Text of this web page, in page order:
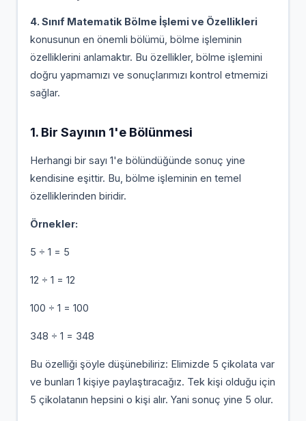
4. Sınıf Matematik Bölme İşlemi ve Özellikleri
konusunun en önemli bölümü, bölme işleminin
özelliklerini anlamaktır. Bu özellikler, bölme işlemini
doğru yapmamızı ve sonuçlarımızı kontrol etmemizi
sağlar.
1. Bir Sayının 1'e Bölünmesi
Herhangi bir sayı 1'e bölündüğünde sonuç yine
kendisine eşittir. Bu, bölme işleminin en temel
özelliklerinden biridir.
Örnekler:
5 ÷ 1 = 5
12 ÷ 1 = 12
100 ÷ 1 = 100
348 ÷ 1 = 348
Bu özelliği şöyle düşünebiliriz: Elimizde 5 çikolata var
ve bunları 1 kişiye paylaştıracağız. Tek kişi olduğu için
5 çikolatanın hepsini o kişi alır. Yani sonuç yine 5 olur.